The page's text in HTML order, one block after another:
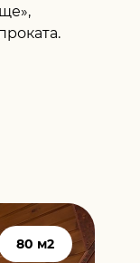
80 м2